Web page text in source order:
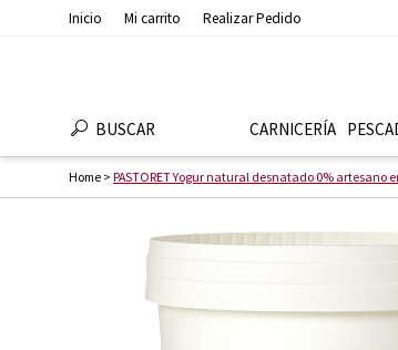
Inicio Mi carrito Realizar Pedido
BUSCAR CARNICERÍA
Home > PASTORET Yogur natural desnatado 0% artesano